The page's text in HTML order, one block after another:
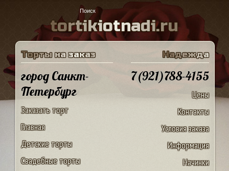
tortikiotnadi.ru
Торты на заказ
город Санкт-
Петербург
Заказать торт
Главная
Детские торты
Свадебные торты
Надежда
7(921)788-4155
Цены
Контакты
Условия заказа
Информация
Начинки